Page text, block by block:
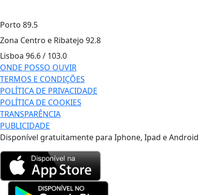
Porto 89.5
Zona Centro e Ribatejo 92.8
Lisboa 96.6 / 103.0
ONDE POSSO OUVIR
TERMOS E CONDIÇÕES
POLÍTICA DE PRIVACIDADE
POLÍTICA DE COOKIES
TRANSPARÊNCIA
PUBLICIDADE
Disponível gratuitamente para Iphone, Ipad e Android